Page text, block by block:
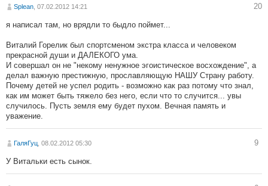
Splean , 07.02.2012 14:21 20
я написал там, но врядли то быдло поймет...
Виталий Горелик был спортсменом экстра класса и человеком
прекрасной души и ДАЛЕКОГО ума.
И совершал он не "некому ненужное эгоистическое восхождение", а
делал важную престижную, прославляющую НАШУ Страну работу.
Почему детей не успел родить - возможно как раз потому что знал,
как им может быть тяжело без него, если что то случится... увы
случилось. Пусть земля ему будет пухом. Вечная память и
уважение.
ГаляГуц , 08.02.2012 05:30 9
У Витальки есть сынок.